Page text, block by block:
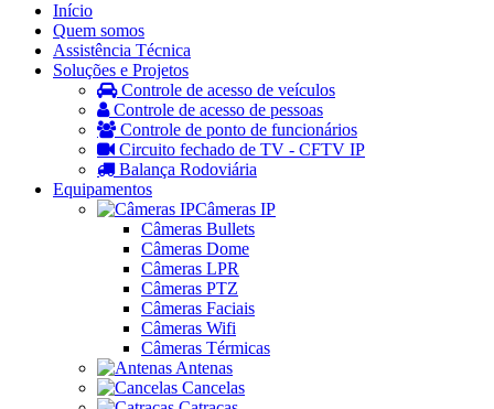
Início
Quem somos
Assistência Técnica
Soluções e Projetos
Controle de acesso de veículos
Controle de acesso de pessoas
Controle de ponto de funcionários
Circuito fechado de TV - CFTV IP
Balança Rodoviária
Equipamentos
Câmeras IP
Câmeras Bullets
Câmeras Dome
Câmeras LPR
Câmeras PTZ
Câmeras Faciais
Câmeras Wifi
Câmeras Térmicas
Antenas
Cancelas